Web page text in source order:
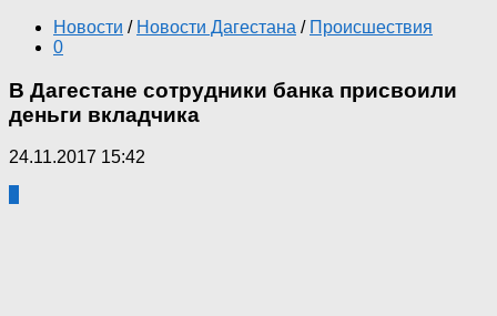
Новости / Новости Дагестана / Происшествия
0
В Дагестане сотрудники банка присвоили
деньги вкладчика
24.11.2017 15:42